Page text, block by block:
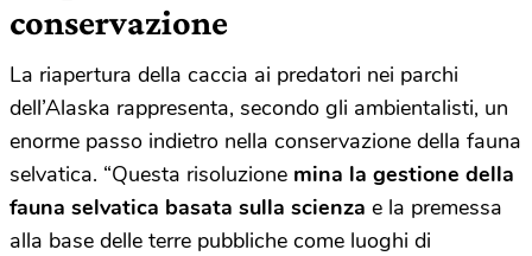
conservazione
La riapertura della caccia ai predatori nei parchi
dell’Alaska rappresenta, secondo gli ambientalisti, un
enorme passo indietro nella conservazione della fauna
selvatica. “Questa risoluzione mina la gestione della
fauna selvatica basata sulla scienza e la premessa
alla base delle terre pubbliche come luoghi di